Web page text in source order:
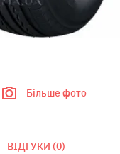
Більше фото
ВІДГУКИ (0)